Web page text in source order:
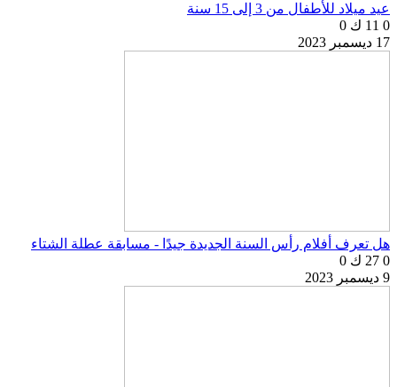
عيد ميلاد للأطفال من 3 إلى 15 سنة
0 11 ك
0
17 ديسمبر 2023
هل تعرف أفلام رأس السنة الجديدة جيدًا - مسابقة عطلة الشتاء
0 27 ك
0
9 ديسمبر 2023